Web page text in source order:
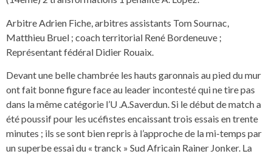
Arbitre Adrien Fiche, arbitres assistants Tom Sournac,
Matthieu Bruel ; coach territorial René Bordeneuve ;
Représentant fédéral Didier Rouaix.
Devant une belle chambrée les hauts garonnais au pied du mur
ont fait bonne figure face au leader incontesté qui ne tire pas
dans la même catégorie l’U .A.Saverdun. Si le début de match a
été poussif pour les ucéfistes encaissant trois essais en trente
minutes ; ils se sont bien repris à l’approche de la mi-temps par
un superbe essai du « tranck » Sud Africain Rainer Jonker. La